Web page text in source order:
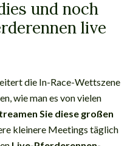
und noch
live
die In-Race-Wettszene
wie man es von vielen
Sie diese großen
kleinere Meetings täglich